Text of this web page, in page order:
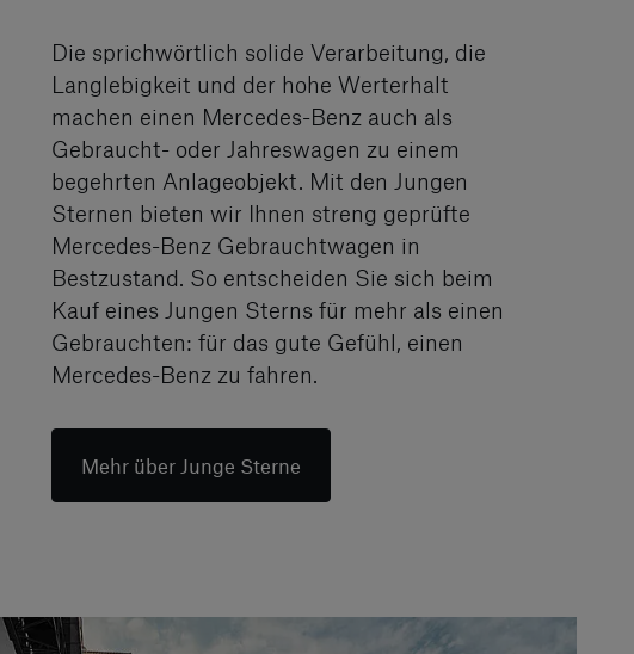
Die sprichwörtlich solide Verarbeitung, die
Langlebigkeit und der hohe Werterhalt
machen einen Mercedes-Benz auch als
Gebraucht- oder Jahreswagen zu einem
begehrten Anlageobjekt. Mit den Jungen
Sternen bieten wir Ihnen streng geprüfte
Mercedes-Benz Gebrauchtwagen in
Bestzustand. So entscheiden Sie sich beim
Kauf eines Jungen Sterns für mehr als einen
Gebrauchten: für das gute Gefühl, einen
Mercedes-Benz zu fahren.
Mehr über Junge Sterne